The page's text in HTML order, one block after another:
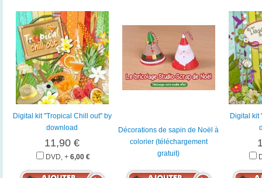
Digital kit "Tropical Chill out" by
download
11,90 €
DVD, + 6,00 €
Décorations de sapin de Noël à
colorier (téléchargement
gratuit)
Digital kit